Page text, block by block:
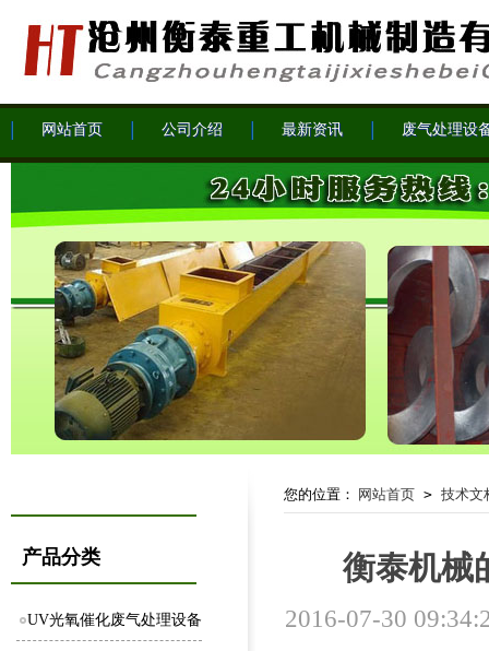
网站首页 公司介绍 最新资讯 废气处理设
产品分类
UV光氧催化废气处理设备
您的位置： 网站首页 > 技术文
衡泰机械
2016-07-30